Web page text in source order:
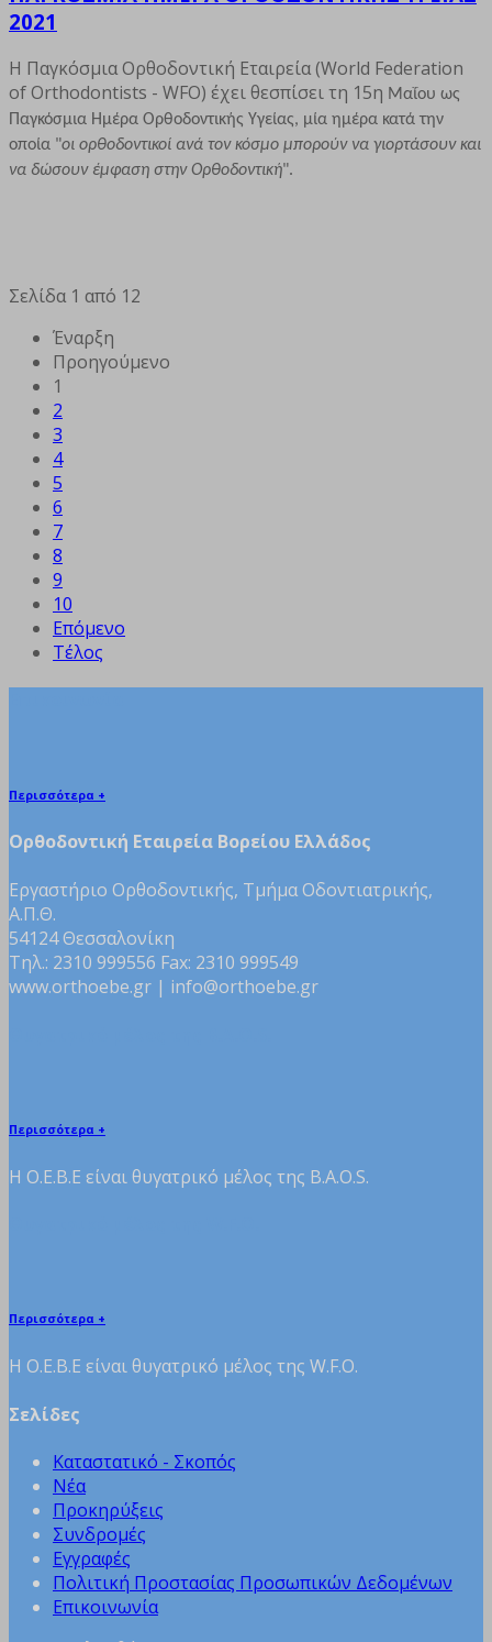
2021
Η Παγκόσμια Ορθοδοντική Εταιρεία (World Federation
of Orthodontists - WFO) έχει θεσπίσει τη 15η Μαΐου ως
Παγκόσμια Ημέρα Ορθοδοντικής Υγείας, μία ημέρα κατά την
οποία "οι ορθοδοντικοί ανά τον κόσμο μπορούν να γιορτάσουν και
να δώσουν έμφαση στην Ορθοδοντική".
Σελίδα 1 από 12
Έναρξη
Προηγούμενο
1
2
3
4
5
6
7
8
9
10
Επόμενο
Τέλος
Περισσότερα +
Ορθοδοντική Εταιρεία Βορείου Ελλάδος
Εργαστήριο Ορθοδοντικής, Τμήμα Οδοντιατρικής,
Α.Π.Θ.
54124 Θεσσαλονίκη
Τηλ.: 2310 999556 Fax: 2310 999549
www.orthoebe.gr | info@orthoebe.gr
Περισσότερα +
H Ο.Ε.Β.Ε είναι θυγατρικό μέλος της B.A.O.S.
Περισσότερα +
H Ο.Ε.Β.Ε είναι θυγατρικό μέλος της W.F.O.
Σελίδες
Καταστατικό - Σκοπός
Νέα
Προκηρύξεις
Συνδρομές
Εγγραφές
Πολιτική Προστασίας Προσωπικών Δεδομένων
Επικοινωνία